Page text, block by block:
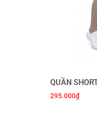
QUẦN
295.000₫